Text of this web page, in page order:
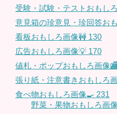
受験・試験・テストおもし
意見箱の珍意見・珍回答お
看板おもしろ画像🚧 130
広告おもしろ画像💡 170
値札・ポップおもしろ画像🏬
張り紙・注意書きおもしろ
食べ物おもしろ画像🍳 231
野菜・果物おもしろ画